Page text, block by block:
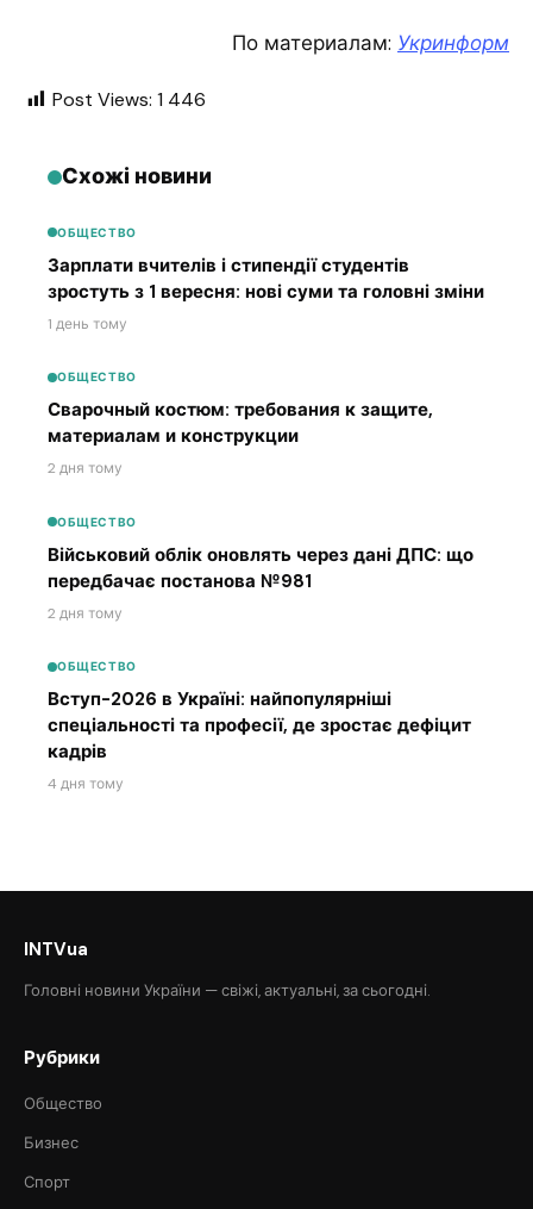
По материалам: Укринформ
Post Views: 1 446
Схожі новини
ОБЩЕСТВО
Зарплати вчителів і стипендії студентів
зростуть з 1 вересня: нові суми та головні зміни
1 день тому
ОБЩЕСТВО
Сварочный костюм: требования к защите,
материалам и конструкции
2 дня тому
ОБЩЕСТВО
Військовий облік оновлять через дані ДПС: що
передбачає постанова №981
2 дня тому
ОБЩЕСТВО
Вступ-2026 в Україні: найпопулярніші
спеціальності та професії, де зростає дефіцит
кадрів
4 дня тому
INTVua
Головні новини України — свіжі, актуальні, за сьогодні.
Рубрики
Общество
Бизнес
Спорт